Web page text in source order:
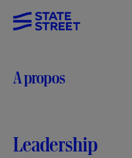
A propos
Leadership